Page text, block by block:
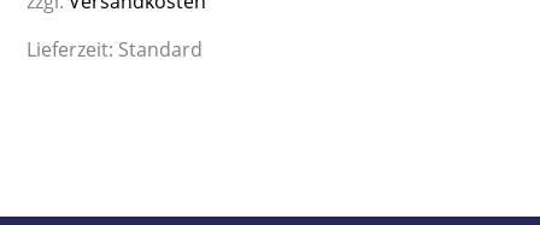
Lieferzeit: Standard